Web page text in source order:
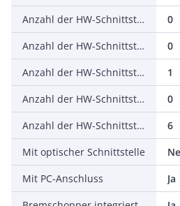
Anzahl der HW-Schnittstellen seriell RS-485
0
Anzahl der HW-Schnittstellen seriell TTY
0
Anzahl der HW-Schnittstellen USB
1
Anzahl der HW-Schnittstellen parallel
0
Anzahl der HW-Schnittstellen sonstige
6
Mit optischer Schnittstelle
Mit PC-Anschluss
Ja